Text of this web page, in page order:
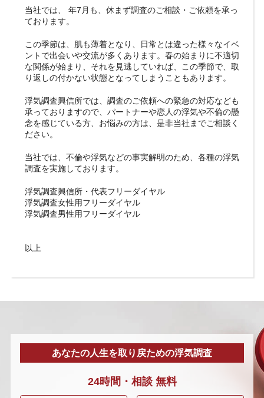
当社では、 年7月も、休まず調査のご相談・ご依頼を承っ
ております。
この季節は、肌も薄着となり、日常とは違った様々なイベ
ントで出会いや交流が多くあります。春の始まりに不適切
な関係が始まり、それを見逃していれば、この季節で、取
り返しの付かない状態となってしまうこともあります。
浮気調査興信所では、調査のご依頼への緊急の対応なども
承っておりますので、パートナーや恋人の浮気や不倫の懸
念を感じている方、お悩みの方は、是非当社までご相談く
ださい。
当社では、不倫や浮気などの事実解明のため、各種の浮気
調査を実施しております。
浮気調査興信所・代表フリーダイヤル
浮気調査女性用フリーダイヤル
浮気調査男性用フリーダイヤル
以上
あなたの人生を取り戻ための浮気調査
24時間・ 相談無料